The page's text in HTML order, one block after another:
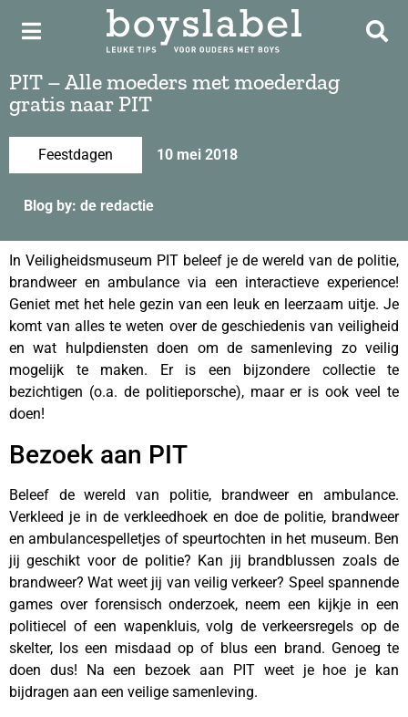
PIT – Alle moeders met moederdag
gratis naar PIT
Feestdagen 10 mei 2018
Blog by: de redactie
In Veiligheidsmuseum PIT beleef je de wereld van de politie,
brandweer en ambulance via een interactieve experience!
Geniet met het hele gezin van een leuk en leerzaam uitje. Je
komt van alles te weten over de geschiedenis van veiligheid
en wat hulpdiensten doen om de samenleving zo veilig
mogelijk te maken. Er is een bijzondere collectie te
bezichtigen (o.a. de politieporsche), maar er is ook veel te
doen!
Bezoek aan PIT
Beleef de wereld van politie, brandweer en ambulance.
Verkleed je in de verkleedhoek en doe de politie, brandweer
en ambulancespelletjes of speurtochten in het museum. Ben
jij geschikt voor de politie? Kan jij brandblussen zoals de
brandweer? Wat weet jij van veilig verkeer? Speel spannende
games over forensisch onderzoek, neem een kijkje in een
politiecel of een wapenkluis, volg de verkeersregels op de
skelter, los een misdaad op of blus een brand. Genoeg te
doen dus! Na een bezoek aan PIT weet je hoe je kan
bijdragen aan een veilige samenleving.